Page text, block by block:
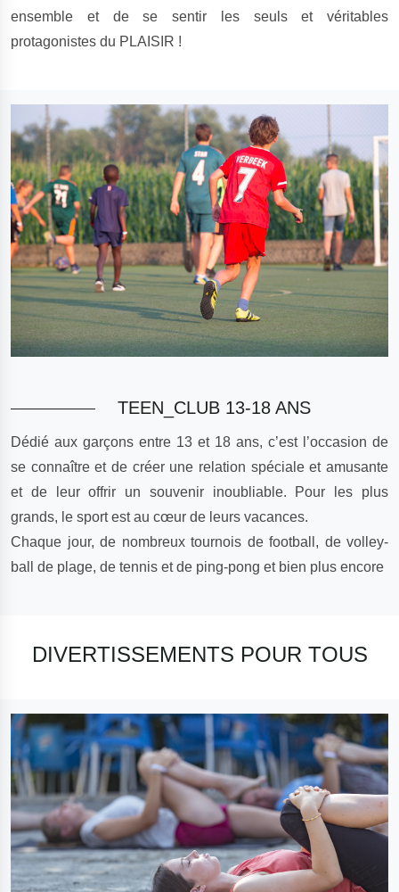
ensemble et de se sentir les seuls et véritables
protagonistes du PLAISIR !
TEEN_CLUB 13-18 ANS
Dédié aux garçons entre 13 et 18 ans, c’est l’occasion de
se connaître et de créer une relation spéciale et amusante
et de leur offrir un souvenir inoubliable. Pour les plus
grands, le sport est au cœur de leurs vacances.
Chaque jour, de nombreux tournois de football, de volley-
ball de plage, de tennis et de ping-pong et bien plus encore
DIVERTISSEMENTS POUR TOUS